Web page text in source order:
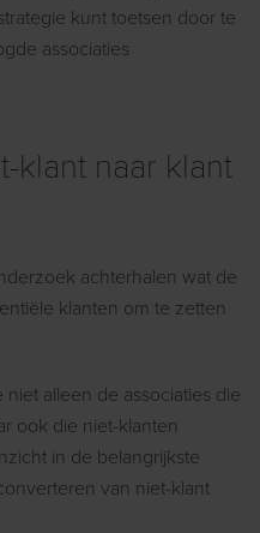
kunt toetsen door te
associaties
klant naar klant
achterhalen wat de
klanten om te zetten
alleen de associaties die
ook die niet-klanten
in de belangrijkste
van niet-klant